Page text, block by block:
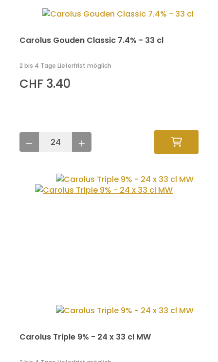
Carolus Gouden Classic 7.4% - 33 cl
2 bis 4 Tage Lieferfrist möglich
CHF 3.40
Carolus Triple 9% - 24 x 33 cl MW